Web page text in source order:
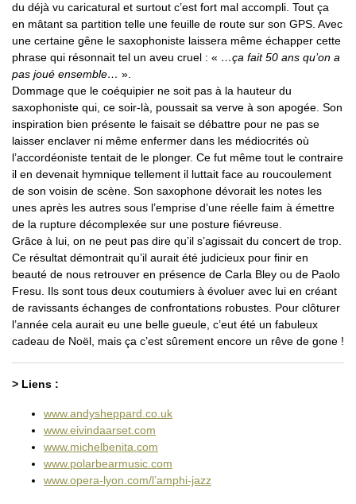
du déjà vu caricatural et surtout c’est fort mal accompli. Tout ça
en mâtant sa partition telle une feuille de route sur son GPS. Avec
une certaine gêne le saxophoniste laissera même échapper cette
phrase qui résonnait tel un aveu cruel : « …ça fait 50 ans qu’on a
pas joué ensemble… ».
Dommage que le coéquipier ne soit pas à la hauteur du
saxophoniste qui, ce soir-là, poussait sa verve à son apogée. Son
inspiration bien présente le faisait se débattre pour ne pas se
laisser enclaver ni même enfermer dans les médiocrités où
l’accordéoniste tentait de le plonger. Ce fut même tout le contraire
il en devenait hymnique tellement il luttait face au roucoulement
de son voisin de scène. Son saxophone dévorait les notes les
unes après les autres sous l’emprise d’une réelle faim à émettre
de la rupture décomplexée sur une posture fiévreuse.
Grâce à lui, on ne peut pas dire qu’il s’agissait du concert de trop.
Ce résultat démontrait qu’il aurait été judicieux pour finir en
beauté de nous retrouver en présence de Carla Bley ou de Paolo
Fresu. Ils sont tous deux coutumiers à évoluer avec lui en créant
de ravissants échanges de confrontations robustes. Pour clôturer
l’année cela aurait eu une belle gueule, c’eut été un fabuleux
cadeau de Noël, mais ça c’est sûrement encore un rêve de gone !
> Liens :
www.andysheppard.co.uk
www.eivindaarset.com
www.michelbenita.com
www.polarbearmusic.com
www.opera-lyon.com/l’amphi-jazz